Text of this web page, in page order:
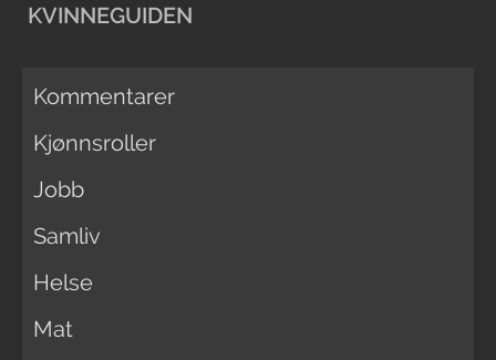
KVINNEGUIDEN
Kommentarer
Kjønnsroller
Jobb
Samliv
Helse
Mat